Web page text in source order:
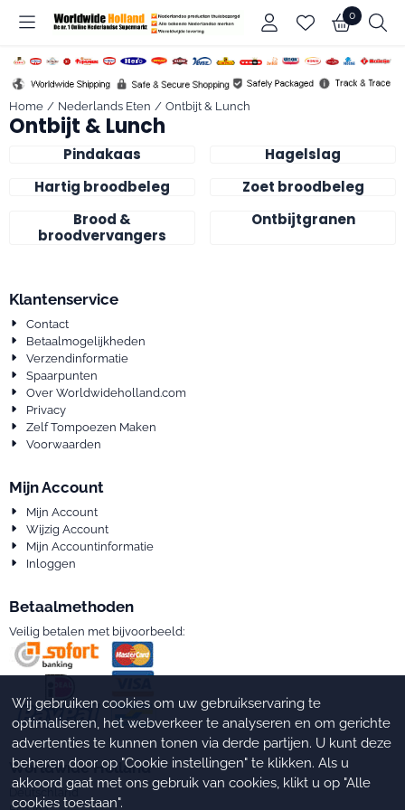
Cookievoorkeuren zijn beschikbaar. Kies instellingen of sta alle
0
Home / Nederlands Eten / Ontbijt & Lunch
Ontbijt & Lunch
Pindakaas
Hagelslag
Hartig broodbeleg
Zoet broodbeleg
Brood &
broodvervangers
Ontbijtgranen
Klantenservice
Contact
Betaalmogelijkheden
Verzendinformatie
Spaarpunten
Over Worldwideholland.com
Privacy
Zelf Tompoezen Maken
Voorwaarden
Mijn Account
Mijn Account
Wijzig Account
Mijn Accountinformatie
Inloggen
Betaalmethoden
Veilig betalen met bijvoorbeeld:
Worldwide Holland
Deutschland
Wij gebruiken cookies om uw gebruikservaring te
optimaliseren, het webverkeer te analyseren en om gerichte
advertenties te kunnen tonen via derde partijen. U kunt deze
beheren door op "Cookie instellingen" te klikken. Als u
akkoord gaat met ons gebruik van cookies, klikt u op "Alle
cookies toestaan".